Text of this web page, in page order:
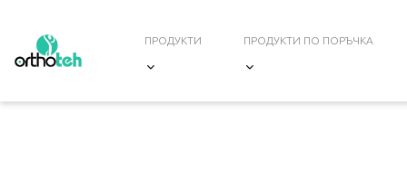
ПРОДУКТИ ПРОДУКТИ ПО ПОРЪЧКА